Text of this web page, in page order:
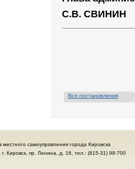
С.В. СВИНИН
Все постановления
самоуправления города Кировска
Кировск, пр. Ленина, д. 16, тел.: (815-31) 98-700